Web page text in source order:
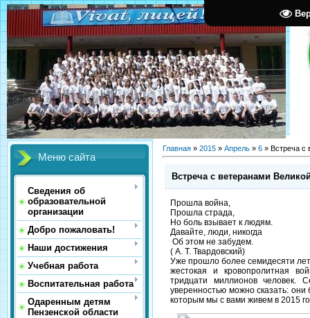
Меню сайта
Сведения об
образовательной
организации
Добро пожаловать!
Наши достижения
Учебная работа
Воспитательная работа
Одаренным детям
Пензенской области
Главная » 2015 » Апрель » 6 » Встреча с
Встреча с ветеранами
Прошла война,
Прошла cтрада,
Но боль взывает к людям.
Давайте, люди, никогда
Об этом не забудем.
( А. Т. Твардовский)
Уже прошло более семидесяти
жестокая и кровопролитная
тридцати миллионов человек.
уверенностью можно сказать:
которым мы с вами живем в 2015